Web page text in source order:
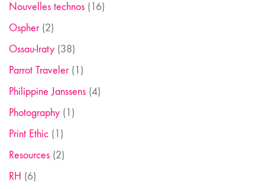
Nouvelles technos (16)
Ospher(2)
Ossau-Iraty (38)
Parrot Traveler(1)
Philippine Janssens (4)
Photography (1)
Print Ethic (1)
Resources (2)
RH (6)